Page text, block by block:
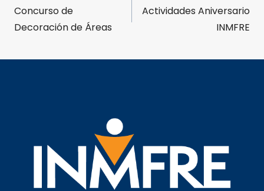
Concurso de
Decoración de Áreas
Actividades Aniversario
INMFRE